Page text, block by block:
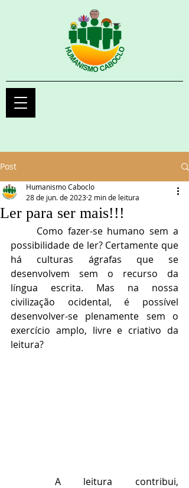
Post
Ler para ser mais!!!
Humanismo Caboclo
28 de jun. de 2023 2 min de leitura
possibilidade de ler? Certamente que
há culturas ágrafas que se
desenvolvem sem o recurso da
língua escrita. Mas na nossa
civilização ocidental, é possível
desenvolver-se plenamente sem o
exercício amplo, livre e criativo da
leitura?